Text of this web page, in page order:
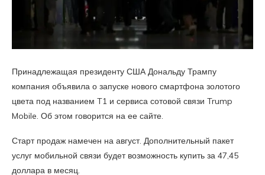
Принадлежащая президенту США Дональду Трампу
компания объявила о запуске нового смартфона золотого
цвета под названием T1 и сервиса сотовой связи Trump
Mobile. Об этом говорится на ее сайте.
Старт продаж намечен на август. Дополнительный пакет
услуг мобильной связи будет возможность купить за 47,45
доллара в месяц.